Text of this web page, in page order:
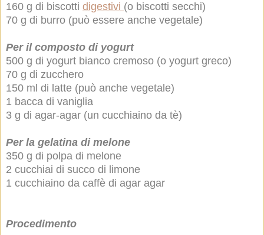
160 g di biscotti digestivi (o biscotti secchi)
70 g di burro (può essere anche vegetale)
Per il composto di yogurt
500 g di yogurt bianco cremoso (o yogurt greco)
70 g di zucchero
150 ml di latte (può anche vegetale)
1 bacca di vaniglia
3 g di agar-agar (un cucchiaino da tè)
Per la gelatina di melone
350 g di polpa di melone
2 cucchiai di succo di limone
1 cucchiaino da caffè di agar agar
Procedimento